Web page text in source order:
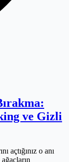
ve Gizli
açtığınız o anı